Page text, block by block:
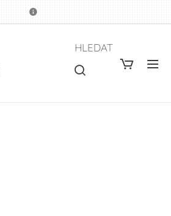
HLEDAT